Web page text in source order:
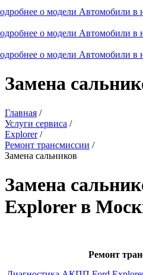
о модели Автомобили в
о модели Автомобили в
о модели Автомобили в
Замена
Главная /
Услуги сервиса /
Explorer/
Ремонт трансмиссии /
Замена сальников
Замена
Explorer в
Ремонт